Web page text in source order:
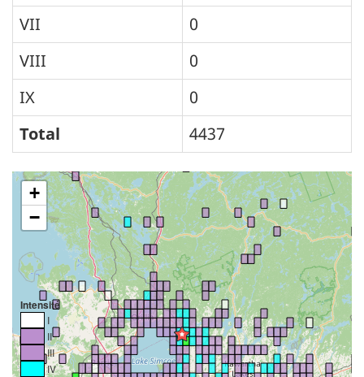
VII
0
VIII
0
IX
0
Total
4437
+
−
Intensité
I
II
III
IV